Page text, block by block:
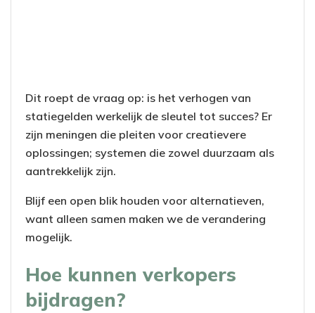
Dit roept de vraag op: is het verhogen van
statiegelden werkelijk de sleutel tot succes? Er
zijn meningen die pleiten voor creatievere
oplossingen; systemen die zowel duurzaam als
aantrekkelijk zijn.
Blijf een open blik houden voor alternatieven,
want alleen samen maken we de verandering
mogelijk.
Hoe kunnen verkopers
bijdragen?